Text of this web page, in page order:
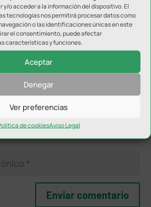
y/o acceder a la información del dispositivo. El
tecnologías nos permitirá procesar datos como
o las identificaciones únicas en este
el consentimiento, puede afectar
características y funciones.
Aceptar
Denegar
Ver preferencias
de cookiesAviso Legal
están marcados con*